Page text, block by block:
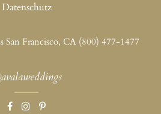
Datenschutz
San Francisco, CA (800) 477-1477